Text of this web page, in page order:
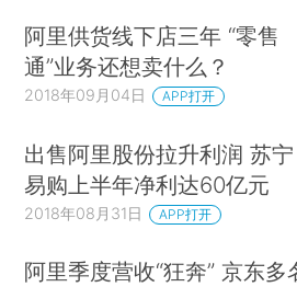
阿里供货线下店三年 “零售
通”业务还想卖什么？
2018年09月04日 APP打开
出售阿里股份拉升利润 苏宁
易购上半年净利达60亿元
2018年08月31日 APP打开
阿里季度营收“狂奔” 京东